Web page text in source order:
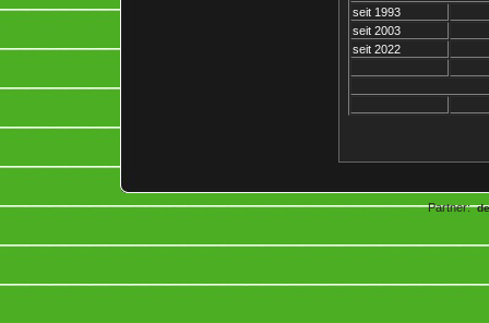
seit 1993
seit 2003
seit 2022
Partner: